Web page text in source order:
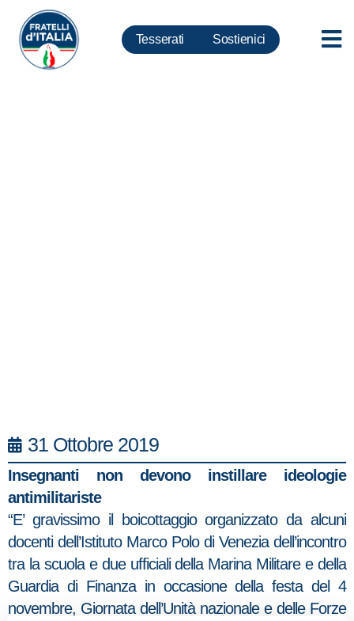
Tesserati Sostienici
31 Ottobre 2019
Insegnanti non devono instillare ideologie
antimilitariste
“E’ gravissimo il boicottaggio organizzato da alcuni
docenti dell’Istituto Marco Polo di Venezia dell’incontro
tra la scuola e due ufficiali della Marina Militare e della
Guardia di Finanza in occasione della festa del 4
novembre, Giornata dell’Unità nazionale e delle Forze